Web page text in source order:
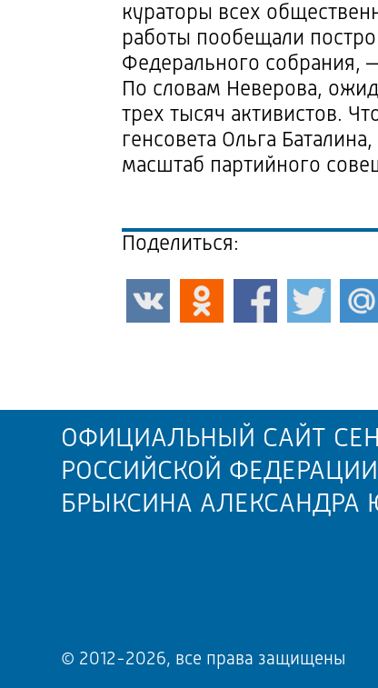
кураторы всех
работы пообещали
Федерального собрания,
По словам Неверова,
трех тысяч активистов.
генсовета Ольга
масштаб партийного
Поделиться:
ОФИЦИАЛЬНЫЙ САЙТ
РОССИЙСКОЙ ФЕДЕРАЦИИ
БРЫКСИНА АЛЕКСАНДРА
© 2012-2026, все права защищены